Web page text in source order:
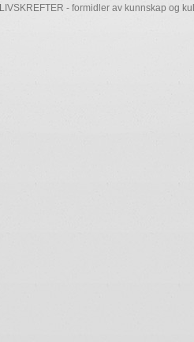
LIVSKREFTER - formidler av kunnskap og